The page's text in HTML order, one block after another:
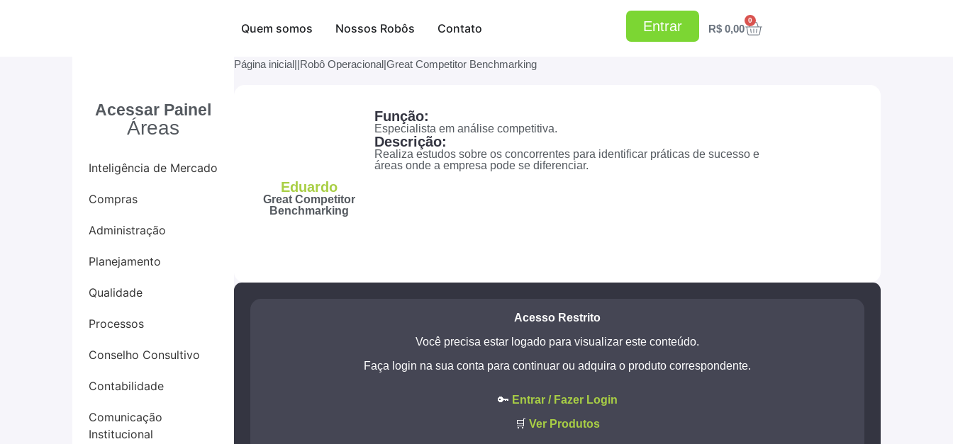
Quem somos Nossos Robôs Contato Entrar R$0,00
0
Acessar Painel
Áreas
Inteligência de Mercado
Compras
Administração
Planejamento
Qualidade
Processos
Conselho Consultivo
Contabilidade
Comunicação
Institucional
Página inicial||Robô Operacional|Great Competitor Benchmarking
Eduardo
Great Competitor
Benchmarking
Função:
Especialista em análise competitiva.
Descrição:
Realiza estudos sobre os concorrentes para identificar práticas de sucesso e
áreas onde a empresa pode se diferenciar.
Acesso Restrito
Você precisa estar logado para visualizar este conteúdo.
Faça login na sua conta para continuar ou adquira o produto correspondente.
🔑 Entrar / Fazer Login
🛒 Ver Produtos